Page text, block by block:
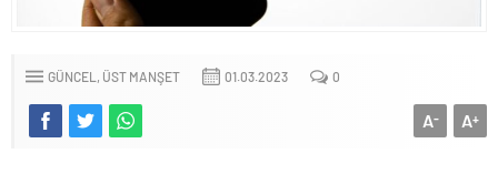
6.37 TL’lik indirimini ÖTV kazığı ile iptal edip 1 liraya düşürdüler!.
paşa emekliye sevk edildi!.
Türkiye’nin ilk kadın hava kuvvetleri paşası hayırlı olsun..
GÜNCEL ÜST MANŞET 01.03.2023 0
A+
A-